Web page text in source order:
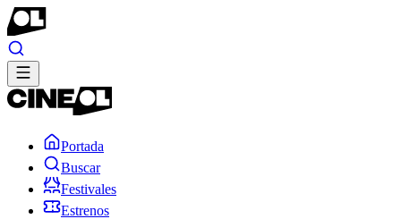
Portada
Buscar
Festivales
Estrenos